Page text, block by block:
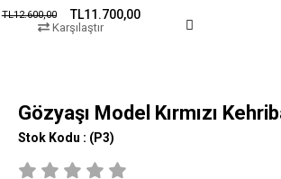
TL11.700,00
TL12.600,00
Karşılaştır
Gözyaşı Model Kırmızı
Stok Kodu : (P3)